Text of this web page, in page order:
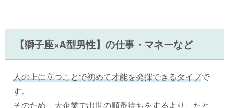
【獅子座×A型男性】の仕事・マネーなど
人の上に立つことで初めて才能を発揮できるタイプで
す。
そのため、大企業で出世の順番待ちをするより、たと